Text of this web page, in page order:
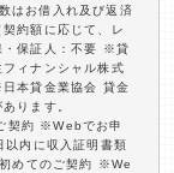
はお借入れ及び返済
約額に応じて、レ
・保証人：不要 ※貸
ィナンシャル株式
本貸金業協会 貸金
ります。
契約 ※Webでお申
内に収入証明書類
めてのご契約 ※We